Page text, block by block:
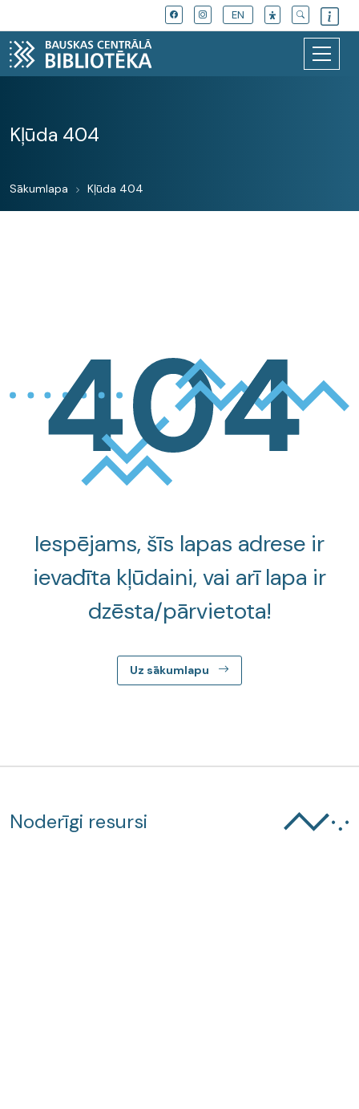
EN
Kļūda 404
Sākumlapa Kļūda 404
Iespējams, šīs lapas adrese ir
ievadīta kļūdaini, vai arī lapa ir
dzēsta/pārvietota!
Uz sākumlapu
Noderīgi resursi